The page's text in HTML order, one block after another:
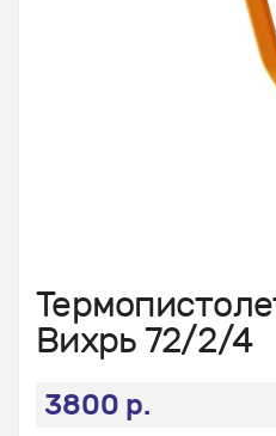
Вихрь 72/2/4
3800 р.